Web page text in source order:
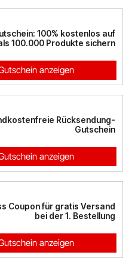
100% kostenlos auf
100.000 Produkte sichern
anzeigen
Rücksendung-
Gutschein
anzeigen
Coupon für gratis Versand
bei der 1. Bestellung
anzeigen